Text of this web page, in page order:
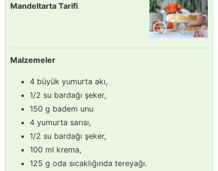
Mandeltarta Tarifi
Malzemeler
4 büyük yumurta akı,
1/2 su bardağı şeker,
150 g badem unu
4 yumurta sarısı,
1/2 su bardağı şeker,
100 ml krema,
125 g oda sıcaklığında tereyağı.